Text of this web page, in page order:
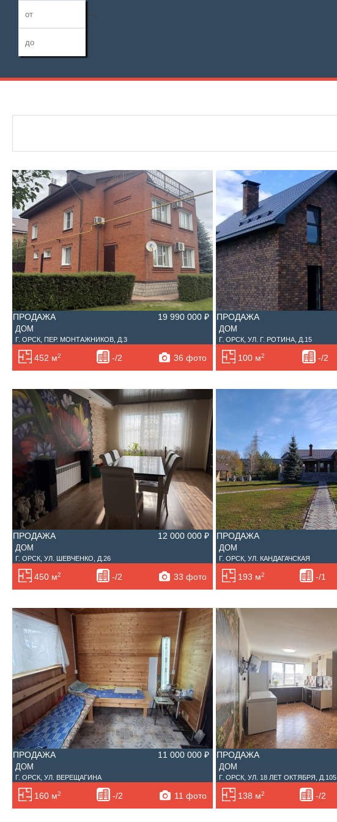
—
—
ПРОДАЖА 19 990 000 ₽
ДОМ
Г. ОРСК, ПЕР. МОНТАЖНИКОВ, Д.3
452 м2 -/2 36 фото
ПРОДАЖА
ДОМ
Г. ОРСК, УЛ. Г. РОТИНА, Д.15
100 м2 -/2
ПРОДАЖА 12 000 000 ₽
ДОМ
Г. ОРСК, УЛ. ШЕВЧЕНКО, Д.26
450 м2 -/2 33 фото
ПРОДАЖА
ДОМ
Г. ОРСК, УЛ. КАНДАГАЧСКАЯ
193 м2 -/1
ПРОДАЖА 11 000 000 ₽
ДОМ
Г. ОРСК, УЛ. ВЕРЕЩАГИНА
160 м2 -/2 11 фото
ПРОДАЖА
ДОМ
Г. ОРСК, УЛ. 18 ЛЕТ ОКТЯБРЯ, Д.105
138 м2 -/2